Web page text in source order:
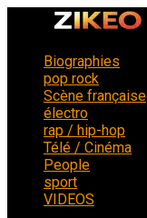
Biographies
pop rock
Scène française
électro
rap / hip-hop
Télé / Cinéma
People
sport
VIDEOS